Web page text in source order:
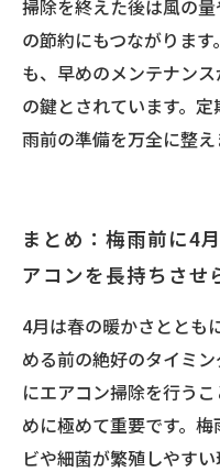
掃除を終えた後は風の
の節約にもつながりま
も、早めのメンテナン
の鍵とされています。
雨前の準備を万全に整え
まとめ：梅雨前に4
アコンを長持ちさせ
4月は春の暖かさととも
める前の絶好のタイミ
にエアコン掃除を行う
めに極めて重要です。
ビや細菌が繁殖しやす